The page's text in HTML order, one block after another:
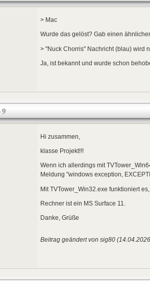
> Mac
Wurde das gelöst? Gab einen
> "Nuck Chorris" Nachricht (blau) wird
Ja, ist bekannt und wurde schon
Hi zusammen,
klasse Projekt!!!
Wenn ich allerdings mit
Meldung "windows exception,
Mit TVTower_Win32.exe funktioniert
Rechner ist ein MS Surface 11.
Danke, Grüße
Beitrag geändert von sig80